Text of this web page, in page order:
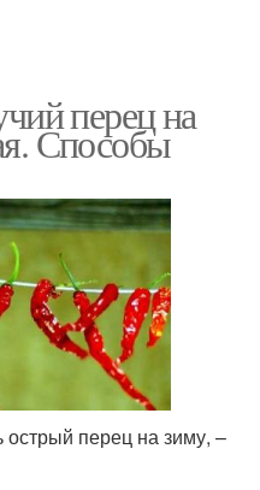
перец на
Способы
острый перец на зиму, –